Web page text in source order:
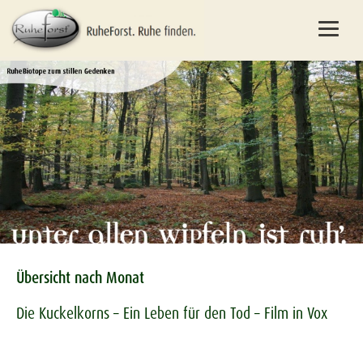
Übersicht nach Monat
Die Kuckelkorns – Ein Leben für den Tod – Film in Vox